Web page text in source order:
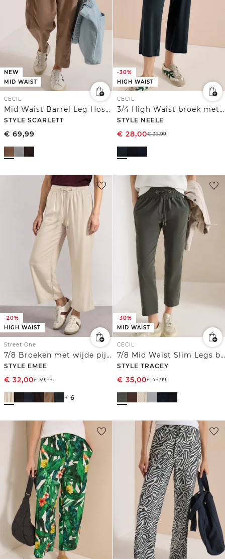
NEW
MID WAIST
CECIL
Mid Waist Barrel Leg Hose im Casual Fit
STYLE SCARLETT
€ 69,99
-30%
HIGH WAIST
CECIL
3/4 High Waist broek met wijde pijpen in Loose Fit
STYLE NEELE
€ 28,00€39,99
-20%
HIGH WAIST
Street One
7/8 Broeken met wijde pijpen
STYLE EMEE
€ 32,00€39,99
+ 6
-30%
MID WAIST
CECIL
7/8 Mid Waist Slim Legs broek in casual fit
STYLE TRACEY
€ 35,00€49,99